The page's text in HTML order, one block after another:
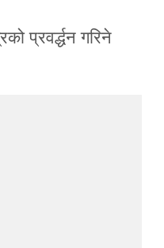
प्रवर्द्धन गरिने